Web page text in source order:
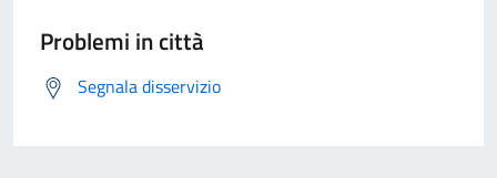
Problemi in città
Segnala disservizio